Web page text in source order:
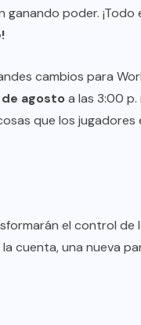
poder.
cambios para
de agostoa las 3:00 p.
que los
el control
una nueva